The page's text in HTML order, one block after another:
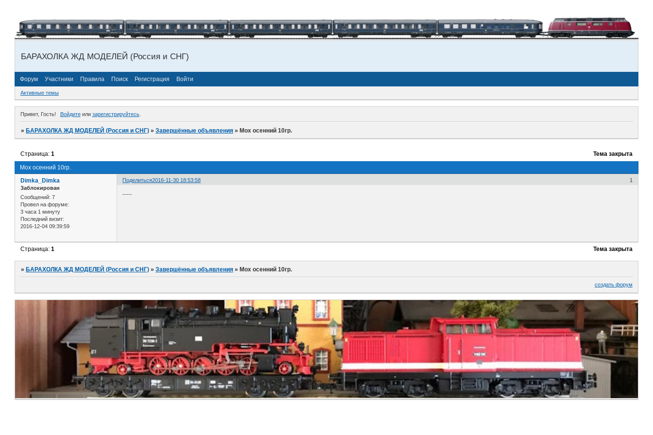
БАРАХОЛКА ЖД МОДЕЛЕЙ (Россия и СНГ)
Форум Участники Правила Поиск Регистрация Войти
Активные темы
Привет, Гость! Войдитеили зарегистрируйтесь.
»БАРАХОЛКА ЖД МОДЕЛЕЙ (Россия и СНГ) »Завершённые объявления »Мох осенний 10гр.
Мох осенний 10гр.
Страница:1 Тема закрыта
Поделиться 1
2016-11-30 18:53:58
Dimka_Dimka
Заблокирован
Сообщений: 7
Провел на форуме:
3 часа 1 минуту
Последний визит:
2016-12-04 09:39:59
-----
Тема закрыта
Страница:1
» БАРАХОЛКА ЖД МОДЕЛЕЙ (Россия и СНГ) »Завершённые объявления » Мох осенний 10гр.
создать форум